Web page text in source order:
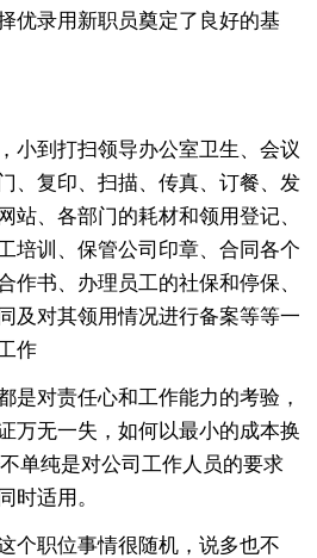
优录用新职员奠定了良好的基
到打扫领导办公室卫生、会议
、复印、扫描、传真、订餐、发
站、各部门的耗材和领用登记、
培训、保管公司印章、合同各个
作书、办理员工的社保和停保、
及对其领用情况进行备案等等一
作
对责任心和工作能力的考验，
万无一失，如何以最小的成本换
单纯是对公司工作人员的要求
时适用。
职位事情很随机，说多也不